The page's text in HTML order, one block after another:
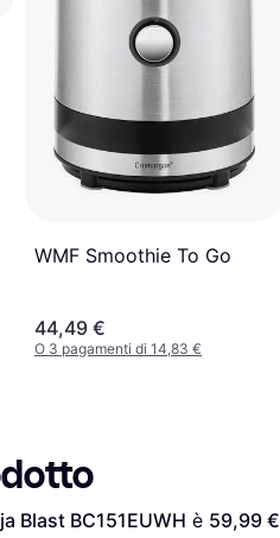
WMF Smoothie To Go
44,49 €
O 3 pagamenti di 14,83 €
Blast BC151EUWH è 59,99 €